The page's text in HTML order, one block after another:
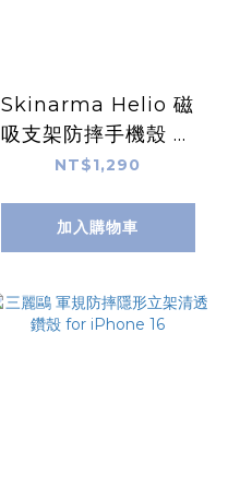
Skinarma Helio 磁
吸支架防摔手機殼 附
掛繩環 for iPhone
NT$1,290
加入購物車